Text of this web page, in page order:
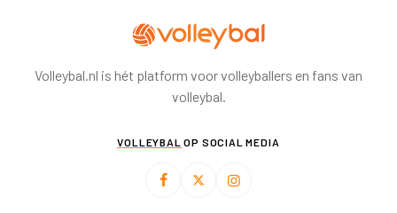
Volleybal.nl is hét platform voor volleyballers en fans van
volleybal.
VOLLEYBAL OP SOCIAL MEDIA